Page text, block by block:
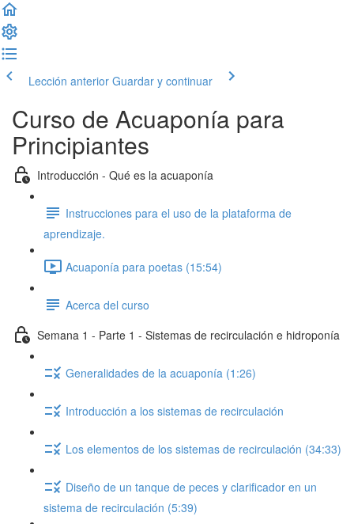
Lección anterior Guardar y continuar
Curso de Acuaponía para
Principiantes
Introducción - Qué es la acuaponía
Instrucciones para el uso de la plataforma de
aprendizaje.
Acuaponía para poetas (15:54)
Acerca del curso
Semana 1 - Parte 1 - Sistemas de recirculación e hidroponía
Generalidades de la acuaponía (1:26)
Introducción a los sistemas de recirculación
Los elementos de los sistemas de recirculación (34:33)
Diseño de un tanque de peces y clarificador en un
sistema de recirculación (5:39)